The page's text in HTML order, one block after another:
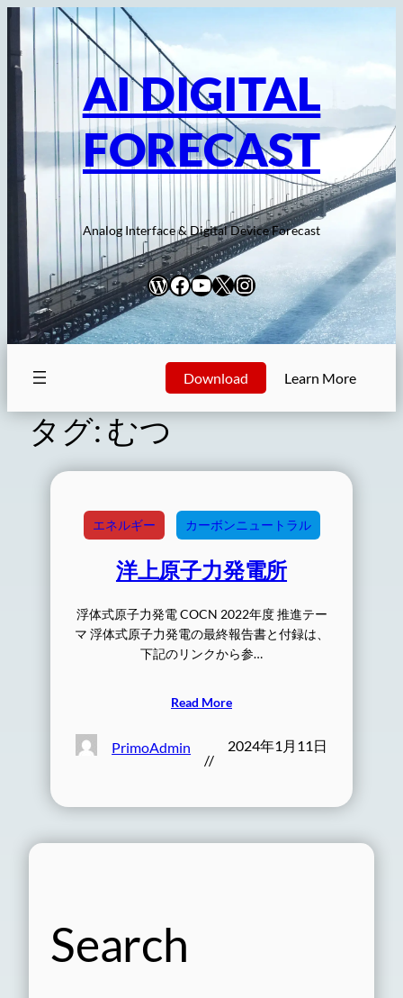
を
AI DIGITAL
FORECAST
Analog Interface & Digital Device Forecast
WordPress
Facebook
YouTube
X Instagram
Download Learn More
タグ: むつ
エネルギー カーボンニュートラル
洋上原子力発電所
浮体式原子力発電 COCN 2022年度 推進テー
マ 浮体式原子力発電の最終報告書と付録は、
下記のリンクから参…
Read More
PrimoAdmin
//
2024年1月11日
Search